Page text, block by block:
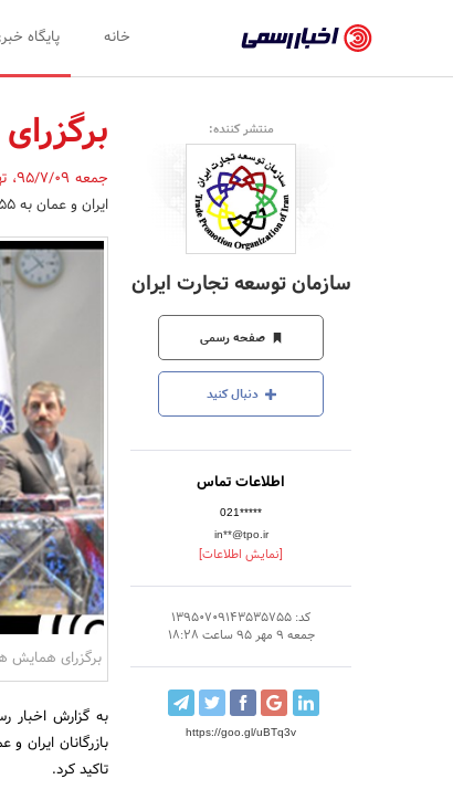
رسمی
-
اخبار
تایید
شده
شرکت‌ها،
سازمان‌ها
و
روابط
عمومی‌ها
خانه پایگاه
منتشر کننده:
سازمان توسعه تجارت ایران
صفحه رسمی
دنبال کنید
اطلاعات تماس
021*****
in**@tpo.ir
[نمایش اطلاعات]
کد: 13950709143535755
جمعه 9 مهر 95 ساعت 18:28
https://goo.gl/uBTq3v
جمعه 95/7/09 ،
ایران و عمان به 55 میلیارد دلار در سال 2020 برنامه ریزی و تلاش کنند.
برگزرای همایش
به گزارش
بازرگانان ایران
تاکید کرد.